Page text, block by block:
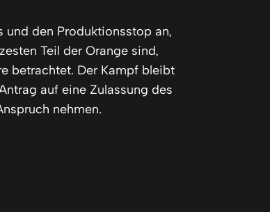
und den Produktionsstop an,
Teil der Orange sind,
betrachtet. Der Kampf bleibt
auf eine Zulassung des
nehmen.